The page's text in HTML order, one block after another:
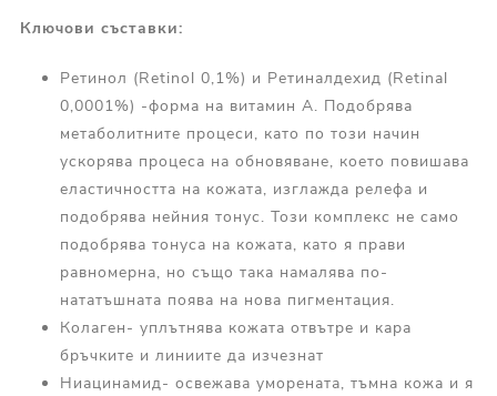
Ключови съставки:
Ретинол (Retinol 0,1%) и Ретиналдехид (Retinal
0,0001%) -форма на витамин А. Подобрява
метаболитните процеси, като по този начин
ускорява процеса на обновяване, което повишава
еластичността на кожата, изглажда релефа и
подобрява нейния тонус. Този комплекс не само
подобрява тонуса на кожата, като я прави
равномерна, но също така намалява по-
нататъшната поява на нова пигментация.
Колаген- уплътнява кожата отвътре и кара
бръчките и линиите да изчезнат
Ниацинамид- освежава уморената, тъмна кожа и я